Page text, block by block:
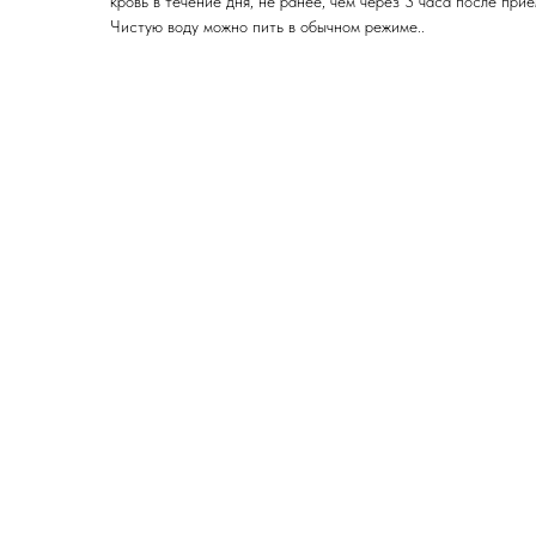
Чистую воду можно пить в обычном режиме..